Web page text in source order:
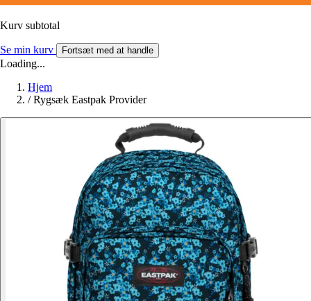
Kurv subtotal
Se min kurv Fortsæt med at handle
Loading...
Hjem
/ Rygsæk Eastpak Provider